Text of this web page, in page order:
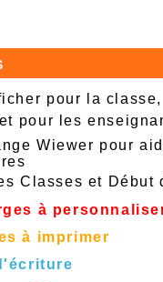
pour la
pour les
Wiewer pour
Classes et Début
à
à imprimer